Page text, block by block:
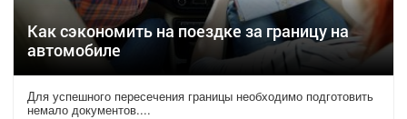
Как сэкономить на поездке за границу на
автомобиле
Для успешного пересечения границы необходимо подготовить
немало документов....